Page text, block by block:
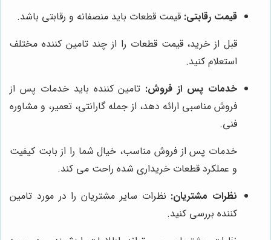
قیمت رقابتی: قیمت قطعات باید منصفانه و رقابتی باشد.
قبل از خرید، قیمت قطعات را از چند تامین کننده مختلف
استعلام کنید.
خدمات پس از فروش: تامین کننده باید خدمات پس از
فروش مناسبی ارائه دهد، از جمله گارانتی، تعمیر، و مشاوره
فنی.
خدمات پس از فروش مناسب، خیال شما را از بابت کیفیت
و عملکرد قطعات خریداری شده راحت می کند.
نظرات مشتریان: نظرات سایر مشتریان را در مورد تامین
کننده بررسی کنید.